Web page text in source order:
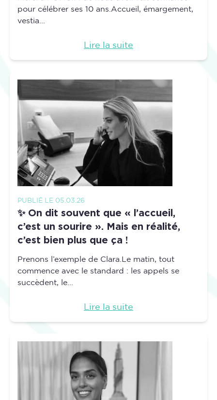
pour célébrer ses 10 ans.Accueil, émargement,
vestia...
Lire la suite
PUBLIÉ LE 05.03.26
✨ On dit souvent que « l’accueil,
c’est un sourire ». Mais en réalité,
c’est bien plus que ça !
Prenons l’exemple de Clara.Le matin, tout
commence avec le standard : les appels se
succèdent, le...
Lire la suite